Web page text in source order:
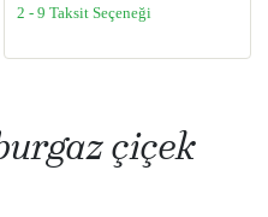
2 - 9 Taksit Seçeneği
çiçek